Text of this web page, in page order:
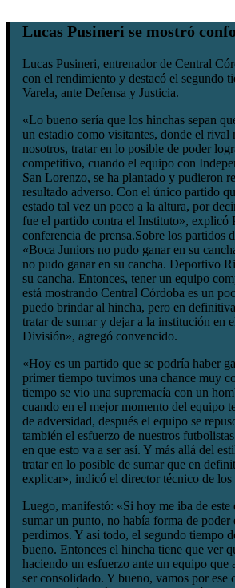
Lucas Pusineri se mostró
Lucas Pusineri, entrenador de Central
con el rendimiento y destacó el segundo
Varela, ante Defensa y Justicia.
«Lo bueno sería que los hinchas sepan
un estadio como visitantes, donde el rival
nosotros, tratar en lo posible de poder
competitivo, cuando el equipo con
San Lorenzo, se ha plantado y pudieron
resultado adverso. Con el único partido
estado tal vez un poco a la altura, por
fue el partido contra el Instituto», explicó
conferencia de prensa.Sobre los partidos
«Boca Juniors no pudo ganar en su
no pudo ganar en su cancha. Deportivo
su cancha. Entonces, tener un equipo
está mostrando Central Córdoba es un
puedo brindar al hincha, pero en
tratar de sumar y dejar a la institución en
División», agregó convencido.
«Hoy es un partido que se podría haber
primer tiempo tuvimos una chance muy
tiempo se vio una supremacía con un
cuando en el mejor momento del equipo
de adversidad, después el equipo se
también el esfuerzo de nuestros
en que esto va a ser así. Y más allá del
tratar en lo posible de sumar que en
explicar», indicó el director técnico de
Luego, manifestó: «Si hoy me iba de este
sumar un punto, no había forma de
perdimos. Y así todo, el segundo tiempo
bueno. Entonces el hincha tiene que ver
haciendo un esfuerzo ante un equipo que
ser consolidado. Y bueno, vamos por ese